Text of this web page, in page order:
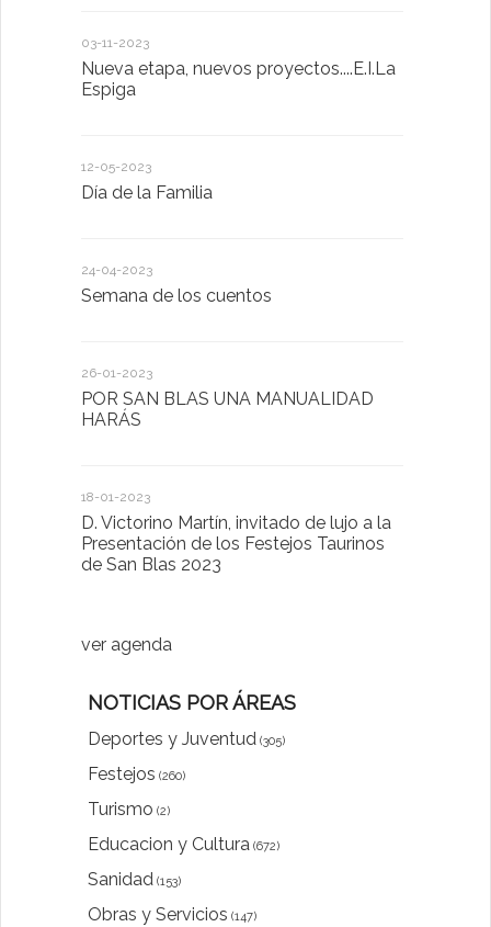
03-11-2023
Nueva etapa, nuevos proyectos....E.I.La
Espiga
12-05-2023
Día de la Familia
24-04-2023
Semana de los cuentos
26-01-2023
POR SAN BLAS UNA MANUALIDAD
HARÁS
18-01-2023
D. Victorino Martín, invitado de lujo a la
Presentación de los Festejos Taurinos
de San Blas 2023
ver agenda
NOTICIAS POR ÁREAS
Deportes y Juventud (305)
Festejos (260)
Turismo (2)
Educacion y Cultura (672)
Sanidad (153)
Obras y Servicios (147)